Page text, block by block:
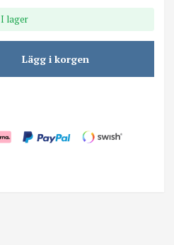
I lager
Lägg i korgen